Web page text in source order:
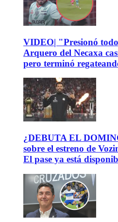
VIDEO| "Presionó
Arquero del Necaxa
pero terminó
¿DEBUTA EL
sobre el estreno de
El pase ya está